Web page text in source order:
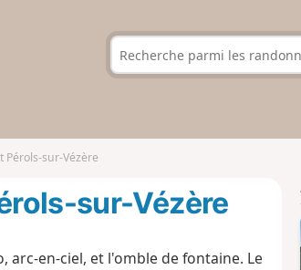
Pérols-sur-Vézère
sur-Vézère
en-ciel, et l'omble de fontaine. Le